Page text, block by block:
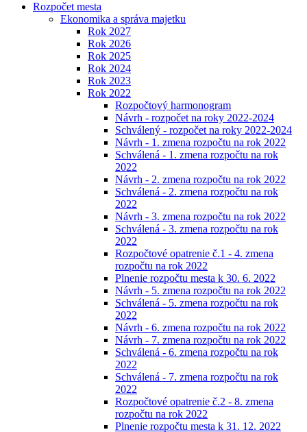
Rozpočet mesta
Ekonomika a správa majetku
Rok 2027
Rok 2026
Rok 2025
Rok 2024
Rok 2023
Rok 2022
Rozpočtový harmonogram
Návrh - rozpočet na roky 2022-2024
Schválený - rozpočet na roky 2022-2024
Návrh - 1. zmena rozpočtu na rok 2022
Schválená - 1. zmena rozpočtu na rok
2022
Návrh - 2. zmena rozpočtu na rok 2022
Schválená - 2. zmena rozpočtu na rok
2022
Návrh - 3. zmena rozpočtu na rok 2022
Schválená - 3. zmena rozpočtu na rok
2022
Rozpočtové opatrenie č.1 - 4. zmena
rozpočtu na rok 2022
Plnenie rozpočtu mesta k 30. 6. 2022
Návrh - 5. zmena rozpočtu na rok 2022
Schválená - 5. zmena rozpočtu na rok
2022
Návrh - 6. zmena rozpočtu na rok 2022
Návrh - 7. zmena rozpočtu na rok 2022
Schválená - 6. zmena rozpočtu na rok
2022
Schválená - 7. zmena rozpočtu na rok
2022
Rozpočtové opatrenie č.2 - 8. zmena
rozpočtu na rok 2022
Plnenie rozpočtu mesta k 31. 12. 2022